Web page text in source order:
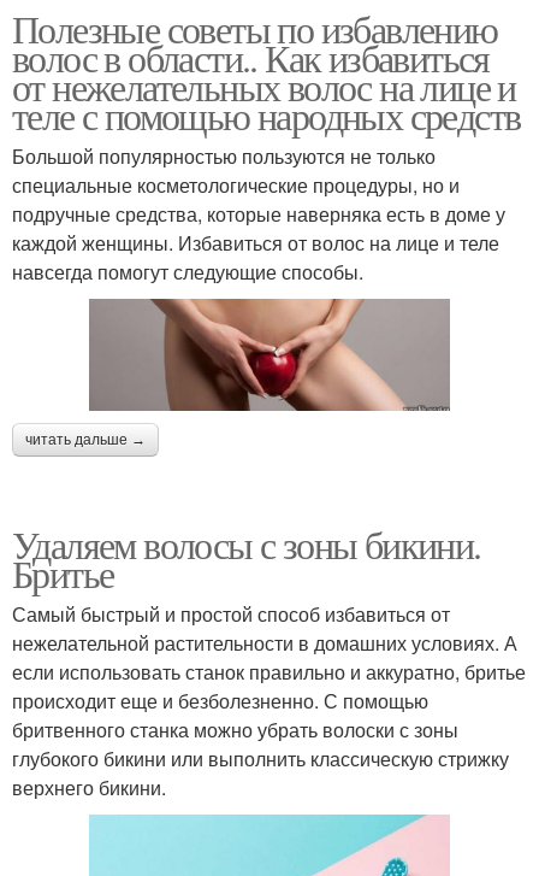
Полезные советы по избавлению
волос в области.. Как избавиться
от нежелательных волос на лице и
теле с помощью народных средств
Большой популярностью пользуются не только
специальные косметологические процедуры, но и
подручные средства, которые наверняка есть в доме у
каждой женщины. Избавиться от волос на лице и теле
навсегда помогут следующие способы.
читать дальше →
Удаляем волосы с зоны бикини.
Бритье
Самый быстрый и простой способ избавиться от
нежелательной растительности в домашних условиях. А
если использовать станок правильно и аккуратно, бритье
происходит еще и безболезненно. С помощью
бритвенного станка можно убрать волоски с зоны
глубокого бикини или выполнить классическую стрижку
верхнего бикини.